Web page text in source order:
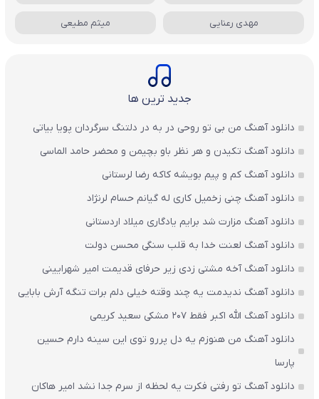
مهدی رعنایی میثم مطیعی
جدید ترین ها
دانلود آهنگ من بی تو روحی در به در دلتنگ سرگردان پویا بیاتی
دانلود آهنگ تکیدن و هر نظر باو بچیمن و محضر حامد الماسی
دانلود آهنگ کم و پیم بویشه کاکه رضا لرستانی
دانلود آهنگ چنی زخمیل کاری له گیانم حسام لرنژاد
دانلود آهنگ مزارت شد برایم یادگاری میلاد اردستانی
دانلود آهنگ لعنت خدا به قلب سنگی محسن دولت
دانلود آهنگ آخه مشتی زدی زیر حرفای قدیمت امیر شهرایینی
دانلود آهنگ ندیدمت یه چند وقته خیلی دلم برات تنگه آرش بابایی
دانلود آهنگ الله اکبر فقط 207 مشکی سعید کریمی
دانلود آهنگ من هنوزم یه دل پررو توی این سینه دارم حسین
پارسا
دانلود آهنگ تو رفتی فکرت یه لحظه از سرم جدا نشد امیر هاکان